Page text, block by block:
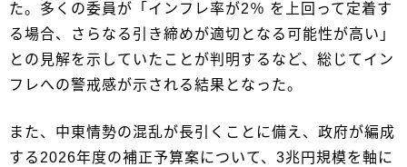
た。多くの委員が「インフレ率が2％ を上回って定着す
る場合、さらなる引き締めが適切となる可能性が高い」
との見解を示していたことが判明するなど、総じてイン
フレへの警戒感が示される結果となった。
また、中東情勢の混乱が長引くことに備え、政府が編成
する2026年度の補正予算案について、3兆円規模を軸に